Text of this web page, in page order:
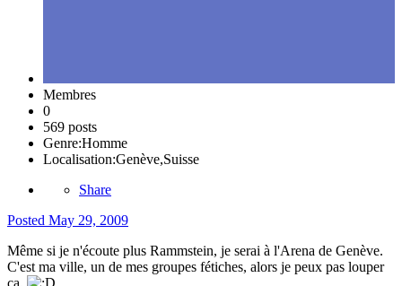
Membres
0
569 posts
Genre:Homme
Localisation:Genève,Suisse
Share
Posted May 29, 2009
Même si je n'écoute plus Rammstein, je serai à l'Arena de Genève.
C'est ma ville, un de mes groupes fétiches, alors je peux pas louper
ça.